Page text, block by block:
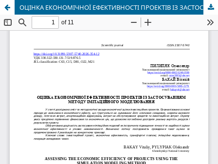
ОЦІНКА ЕКОНОМІЧНОЇ ЕФЕКТИВНОСТІ ПРОЕКТІВ ІЗ ЗАСТОСУВАННЯМ МЕТОДУ ІМІТАЦІЙНОГО МОДЕЛЮВАННЯ